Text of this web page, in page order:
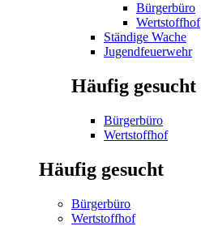
Bürgerbüro
Wertstoffhof
Ständige Wache
Jugendfeuerwehr
Häufig gesucht
Bürgerbüro
Wertstoffhof
Häufig gesucht
Bürgerbüro
Wertstoffhof